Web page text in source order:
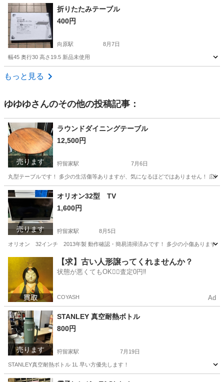
広島 福山市 福山駅
折りたたみテーブル
400円
向原駅 8月7日
幅45 奥行30 高さ19.5 新品未使用
広島 安芸高田市
もっと見る
ゆゆゆさんのその他の投稿記事：
売ります
ラウンドダイニングテーブル
12,500円
狩留家駅 7月6日
丸型テーブルです！ 多少の生活傷等ありますが、気になるほどではありません！ 広
広島 広島市 狩留家駅 テーブル
売ります
オリオン32型 TV
1,600円
狩留家駅 8月5日
オリオン 32インチ 2013年製 動作確認・簡易清掃済みです！ 多少の小傷ありますが
狩留家駅 テレビ オリオン
【求】古い人形譲ってくれませんか？
状態が悪くてもOK🙆‍♀️査定0円‼️
COYASH Ad
売ります
STANLEY 真空耐熱ボトル
800円
狩留家駅 7月19日
STANLEY真空耐熱ボトル 1L 早い方優先します！
広島 広島市 狩留家駅